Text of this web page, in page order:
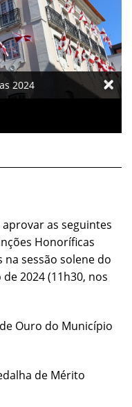
2024
as seguintes
Honoríficas
sessão solene do
2024 (11h30, nos
Ouro do Município
de Mérito